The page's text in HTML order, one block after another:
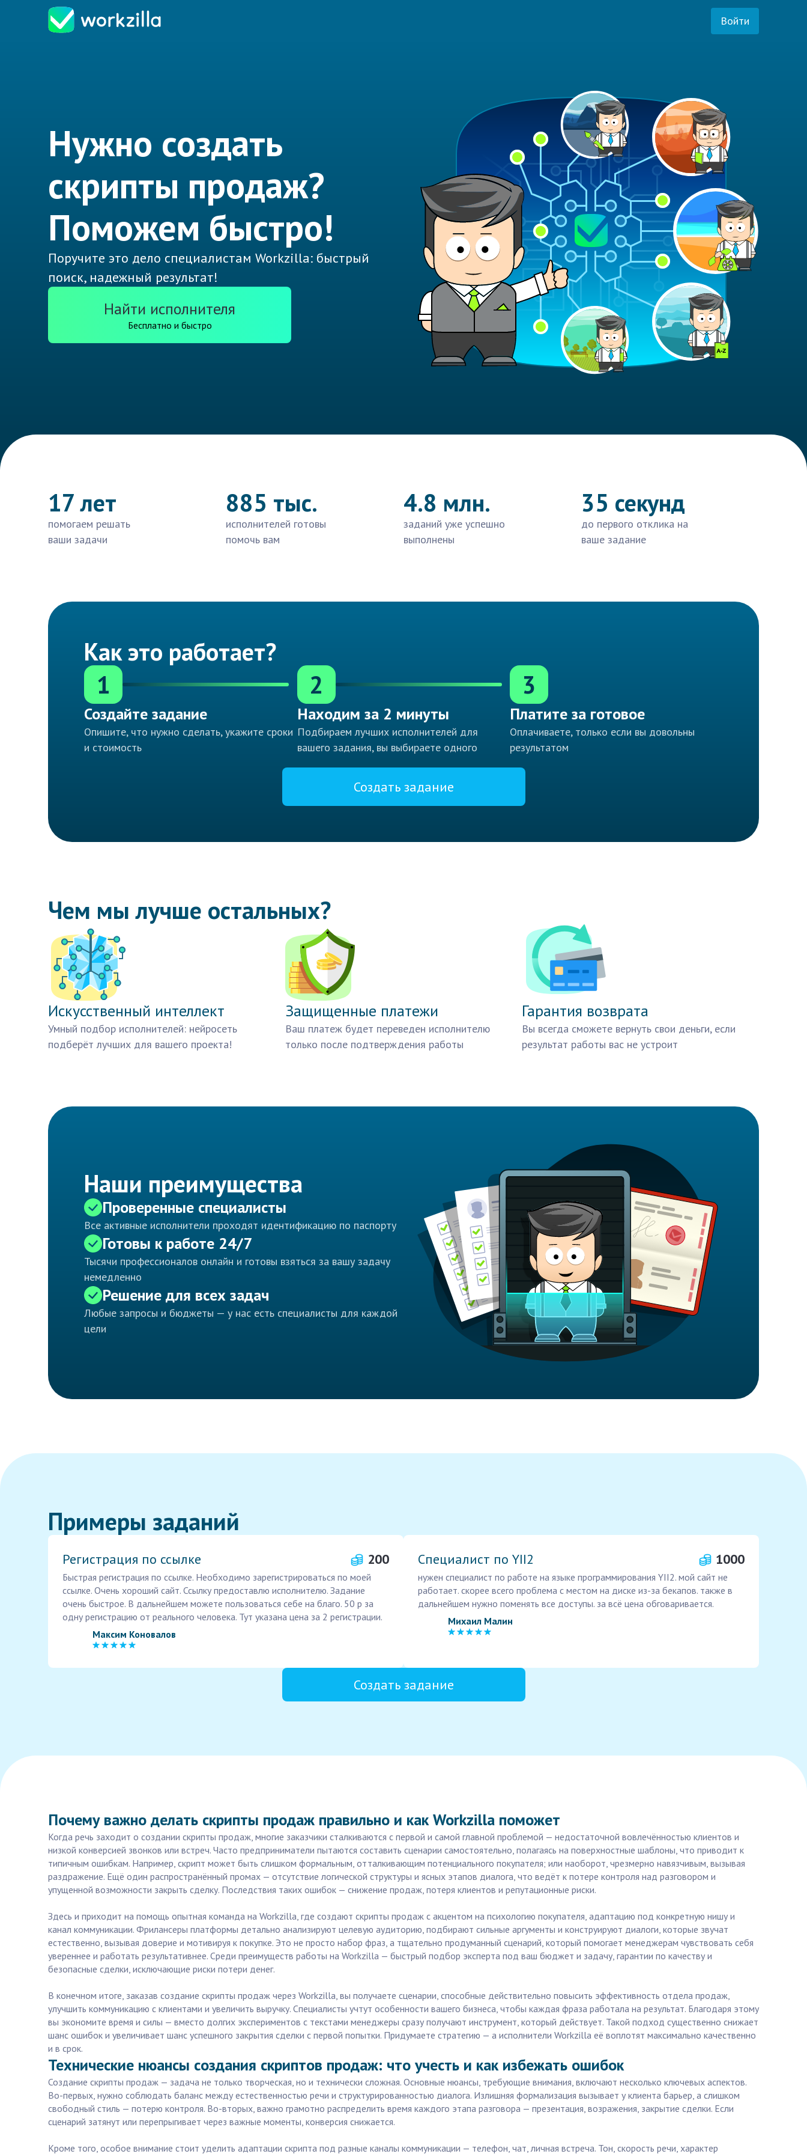
Войти
Нужно создать
скрипты продаж?
Поможем быстро!
Поручите это дело специалистам Workzilla: быстрый
поиск, надежный результат!
Найти исполнителя
Бесплатно и быстро
17 лет
помогаем решать
ваши задачи
885 тыс.
исполнителей готовы
помочь вам
4.8 млн.
заданий уже успешно
выполнены
35 секунд
до первого отклика на
ваше задание
Как это работает?
1
Создайте задание
Опишите, что нужно сделать, укажите сроки
и стоимость
2
Находим за 2 минуты
Подбираем лучших исполнителей для
вашего задания, вы выбираете одного
3
Платите за готовое
Оплачиваете, только если вы довольны
результатом
Создать задание
Чем мы лучше остальных?
Искусственный интеллект
Умный подбор исполнителей: нейросеть
подберёт лучших для вашего проекта!
Защищенные платежи
Ваш платеж будет переведен исполнителю
только после подтверждения работы
Гарантия возврата
Вы всегда сможете вернуть свои деньги, если
результат работы вас не устроит
Наши преимущества
Проверенные специалисты
Все активные исполнители проходят идентификацию по паспорту
Готовы к работе 24/7
Тысячи профессионалов онлайн и готовы взяться за вашу задачу
немедленно
Решение для всех задач
Любые запросы и бюджеты — у нас есть специалисты для каждой
цели
Примеры заданий
Регистрация по ссылке 200
Быстрая регистрация по ссылке. Необходимо зарегистрироваться по моей
ссылке. Очень хороший сайт. Ссылку предоставлю исполнителю. Задание
очень быстрое. В дальнейшем можете пользоваться себе на благо. 50 р за
одну регистрацию от реального человека. Тут указана цена за 2 регистрации.
Максим Коновалов
Специалист по YII2 1000
нужен специалист по работе на языке программирования YII2. мой сайт не
работает. скорее всего проблема с местом на диске из-за бекапов. также в
дальнейшем нужно поменять все доступы. за всё цена обговаривается.
Михаил Малин
Создать задание
Почему важно делать скрипты продаж правильно и как Workzilla поможет
Когда речь заходит о создании скрипты продаж, многие заказчики сталкиваются с первой и самой главной проблемой — недостаточной вовлечённостью клиентов и
низкой конверсией звонков или встреч. Часто предприниматели пытаются составить сценарии самостоятельно, полагаясь на поверхностные шаблоны, что приводит к
типичным ошибкам. Например, скрипт может быть слишком формальным, отталкивающим потенциального покупателя; или наоборот, чрезмерно навязчивым, вызывая
раздражение. Ещё один распространённый промах — отсутствие логической структуры и ясных этапов диалога, что ведёт к потере контроля над разговором и
упущенной возможности закрыть сделку. Последствия таких ошибок — снижение продаж, потеря клиентов и репутационные риски.
Здесь и приходит на помощь опытная команда на Workzilla, где создают скрипты продаж с акцентом на психологию покупателя, адаптацию под конкретную нишу и
канал коммуникации. Фрилансеры платформы детально анализируют целевую аудиторию, подбирают сильные аргументы и конструируют диалоги, которые звучат
естественно, вызывая доверие и мотивируя к покупке. Это не просто набор фраз, а тщательно продуманный сценарий, который помогает менеджерам чувствовать себя
увереннее и работать результативнее. Среди преимуществ работы на Workzilla — быстрый подбор эксперта под ваш бюджет и задачу, гарантии по качеству и
безопасные сделки, исключающие риски потери денег.
В конечном итоге, заказав создание скрипты продаж через Workzilla, вы получаете сценарии, способные действительно повысить эффективность отдела продаж,
улучшить коммуникацию с клиентами и увеличить выручку. Специалисты учтут особенности вашего бизнеса, чтобы каждая фраза работала на результат. Благодаря этому
вы экономите время и силы — вместо долгих экспериментов с текстами менеджеры сразу получают инструмент, который действует. Такой подход существенно снижает
шанс ошибок и увеличивает шанс успешного закрытия сделки с первой попытки. Придумаете стратегию — а исполнители Workzilla её воплотят максимально качественно
и в срок.
Технические нюансы создания скриптов продаж: что учесть и как избежать ошибок
Создание скрипты продаж — задача не только творческая, но и технически сложная. Основные нюансы, требующие внимания, включают несколько ключевых аспектов.
Во-первых, нужно соблюдать баланс между естественностью речи и структурированностью диалога. Излишняя формализация вызывает у клиента барьер, а слишком
свободный стиль — потерю контроля. Во-вторых, важно грамотно распределить время каждого этапа разговора — презентация, возражения, закрытие сделки. Если
сценарий затянут или перепрыгивает через важные моменты, конверсия снижается.
Кроме того, особое внимание стоит уделить адаптации скрипта под разные каналы коммуникации — телефон, чат, личная встреча. Тон, скорость речи, характер